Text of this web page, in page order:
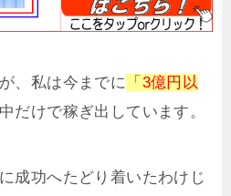
、私は今までに
「3億円以
だけで稼ぎ出しています。
成功へたどり着いたわけじ